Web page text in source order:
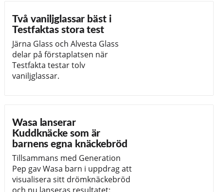
Två vaniljglassar bäst i
Testfaktas stora test
Järna Glass och Alvesta Glass
delar på förstaplatsen när
Testfakta testar tolv
vaniljglassar.
Wasa lanserar
Kuddknäcke som är
barnens egna knäckebröd
Tillsammans med Generation
Pep gav Wasa barn i uppdrag att
visualisera sitt drömknäckebröd